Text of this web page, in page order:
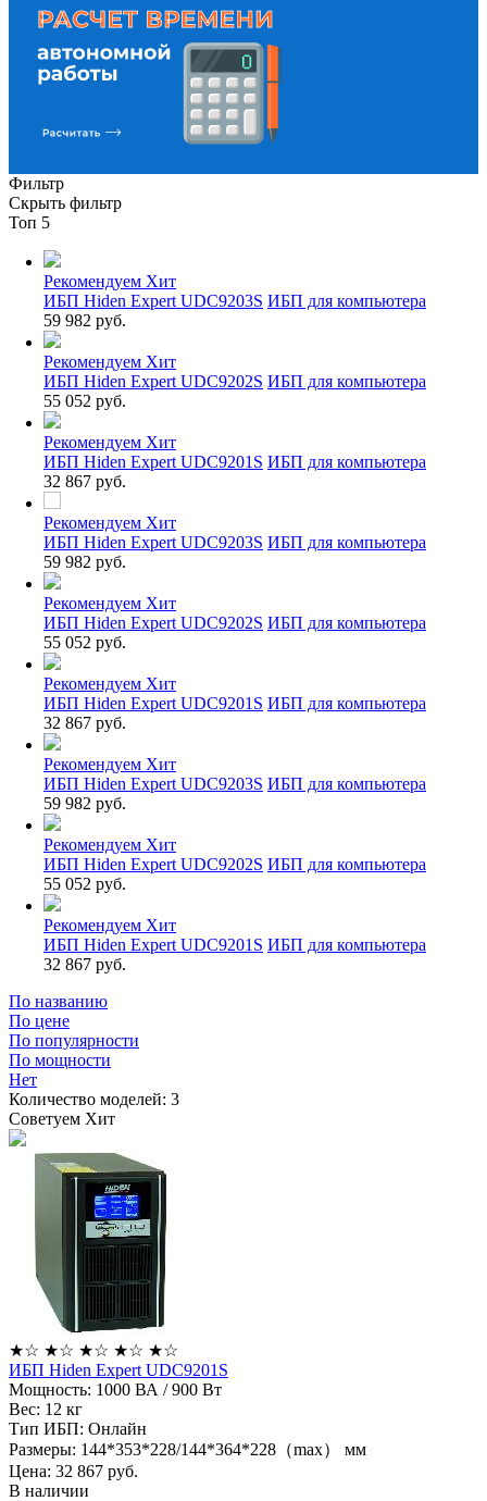
Фильтр
Скрыть фильтр
Топ 5
Рекомендуем Хит
ИБП Hiden Expert UDC9203S ИБП для компьютера
59 982 руб.
Рекомендуем Хит
ИБП Hiden Expert UDC9202S ИБП для компьютера
55 052 руб.
Рекомендуем Хит
ИБП Hiden Expert UDC9201S ИБП для компьютера
32 867 руб.
Рекомендуем Хит
ИБП Hiden Expert UDC9203S ИБП для компьютера
59 982 руб.
Рекомендуем Хит
ИБП Hiden Expert UDC9202S ИБП для компьютера
55 052 руб.
Рекомендуем Хит
ИБП Hiden Expert UDC9201S ИБП для компьютера
32 867 руб.
Рекомендуем Хит
ИБП Hiden Expert UDC9203S ИБП для компьютера
59 982 руб.
Рекомендуем Хит
ИБП Hiden Expert UDC9202S ИБП для компьютера
55 052 руб.
Рекомендуем Хит
ИБП Hiden Expert UDC9201S ИБП для компьютера
32 867 руб.
По названию
По цене
По популярности
По мощности
Нет
Количество моделей: 3
Советуем Хит
★☆ ★☆ ★☆ ★☆ ★☆
ИБП Hiden Expert UDC9201S
Мощность: 1000 ВА / 900 Вт
Вес: 12 кг
Тип ИБП: Онлайн
Размеры: 144*353*228/144*364*228（max） мм
Цена: 32 867 руб.
В наличии